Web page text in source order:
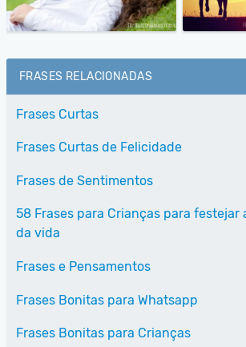
FRASES RELACIONADAS
Frases Curtas
Frases Curtas de Felicidade
Frases de Sentimentos
58 Frases para Crianças para festejar
da vida
Frases e Pensamentos
Frases Bonitas para Whatsapp
Frases Bonitas para Crianças